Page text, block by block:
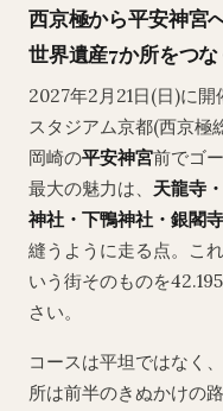
西京極から平安神宮へ
世界遺産7か所をつ
2027年2月21日(日)に
スタジアム京都(西京極
岡崎の平安神宮前でゴ
最大の魅力は、 天龍寺
神社・下鴨神社・銀閣寺
縫うように走る点。こ
いう街そのものを
さい。
コースは平坦ではなく
所は前半のきぬかけの